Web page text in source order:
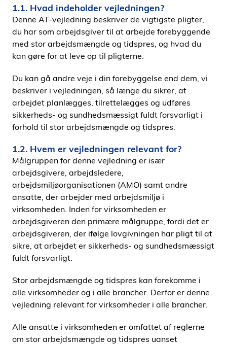
1.1. Hvad indeholder vejledningen?
Denne AT-vejledning beskriver de vigtigste pligter,
du har som arbejdsgiver til at arbejde forebyggende
med stor arbejdsmængde og tidspres, og hvad du
kan gøre for at leve op til pligterne.
Du kan gå andre veje i din forebyggelse end dem, vi
beskriver i vejledningen, så længe du sikrer, at
arbejdet planlægges, tilrettelægges og udføres
sikkerheds- og sundhedsmæssigt fuldt forsvarligt i
forhold til stor arbejdsmængde og tidspres.
1.2. Hvem er vejledningen relevant for?
Målgruppen for denne vejledning er især
arbejdsgivere, arbejdsledere,
arbejdsmiljøorganisationen (AMO) samt andre
ansatte, der arbejder med arbejdsmiljø i
virksomheden. Inden for virksomheden er
arbejdsgiveren den primære målgruppe, fordi det er
arbejdsgiveren, der ifølge lovgivningen har pligt til at
sikre, at arbejdet er sikkerheds- og sundhedsmæssigt
fuldt forsvarligt.
Stor arbejdsmængde og tidspres kan forekomme i
alle virksomheder og i alle brancher. Derfor er denne
vejledning relevant for virksomheder i alle brancher.
Alle ansatte i virksomheden er omfattet af reglerne
om stor arbejdsmængde og tidspres uanset